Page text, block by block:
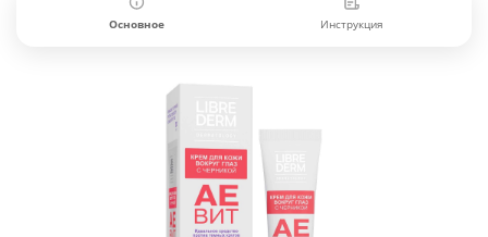
Основное Инструкция